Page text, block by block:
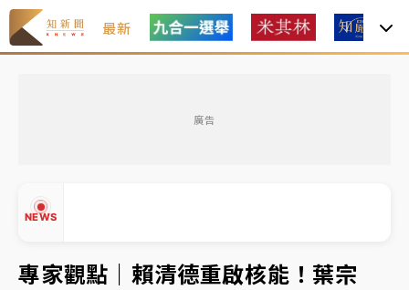
最新
廣告
NEWS
中信慈善基金會想增加董事人數！辜仲諒向法院聲請遭
駁 理由曝光
故宮《龍藏經》特展第2檔！今線上預約開賣一度塞車
周六起展出延長至晚上7時
專家觀點｜賴清德重啟核能！葉宗